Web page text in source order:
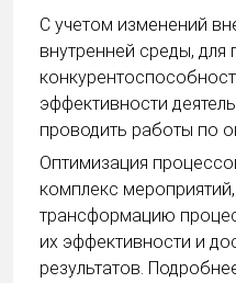
С учетом изменений
внутренней среды,
эффективности
проводить работы по
Оптимизация
комплекс
трансформацию
их эффективности и
результатов.